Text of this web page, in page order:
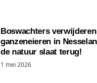
Boswachters verwijderen
ganzeneieren in
de natuur slaat terug!
1 mei 2026